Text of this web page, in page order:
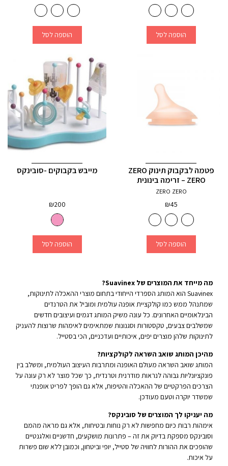
הוספה לסל הוספה לסל
פטמה לבקבוק תינוק ZERO
ZERO – זרימה בינונית
ZERO ZERO
₪45
הוספה לסל
מייבש בקבוקים -סובינקס
₪200
הוספה לסל
מה מייחד את המוצרים של Suavinex?
Suavinex הוא המותג הספרדי הייחודי בתחום מוצרי ההאכלה לתינוקות,
שמתנהל ממש כמו קולקציית אופנה עולמית ומוביל את הטרנדים
הבינלאומיים האחרונים. כל עונה משיק המותג דגמים ועיצובים חדשים
שמשלבים צבעים, טקסטורות וסגנונות שמתאימים לאימהות שרוצות להעניק
לתינוקות שלהן מוצרים יפים, איכותיים ועדכניים, הכי בסטייל.
מהיכן המותג שואב השראה לקולקציות?
המותג שואב השראה מעולם האופנה ומתרבות העיצוב העולמית, ומשלב בין
פונקציונליות גבוהה לנראות מודרנית וטרנדית, כך שכל מוצר לא רק עונה על
הצרכים הפרקטיים של ההאכלה והטיפוח, אלא גם הופך לפריט אופנתי
שמשדר יוקרה וטעם מעודכן.
מה יעניקו לך המוצרים של סובינקס?
אימהות רבות כיום מחפשות לא רק נוחות ובטיחות, אלא גם מראה מהמם
וסובינקס מספקת בדיוק את זה – פתרונות מושקעים, חדשניים ואלגנטיים
שהופכים את ההורות לחוויה של סטייל, יופי וביטחון, וכמובן ללא שום פשרות
על איכות.